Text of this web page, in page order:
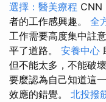
選擇：醫美療程 CNN
者的工作感興趣。 全
工作需要高度集中註
平了道路。 安養中心
但不能太多，不能破
要麼認為自己知道這
效應的錯覺。 北投撥